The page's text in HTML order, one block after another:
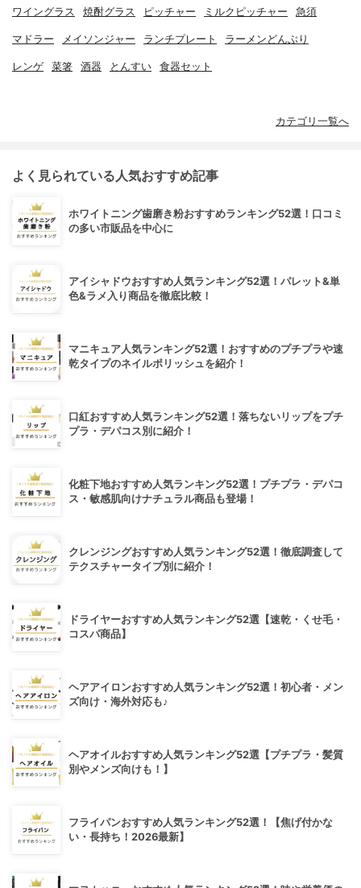
ワイングラス 焼酎グラス ピッチャー ミルクピッチャー 急須
マドラー メイソンジャー ランチプレート ラーメンどんぶり
レンゲ 菜箸 酒器 とんすい 食器セット
カテゴリ一覧へ
よく見られている人気おすすめ記事
ホワイトニング歯磨き粉おすすめランキング52選！口コミ
の多い市販品を中心に
アイシャドウおすすめ人気ランキング52選！パレット&単
色&ラメ入り商品を徹底比較！
マニキュア人気ランキング52選！おすすめのプチプラや速
乾タイプのネイルポリッシュを紹介！
口紅おすすめ人気ランキング52選！落ちないリップをプチ
プラ・デパコス別に紹介！
化粧下地おすすめ人気ランキング52選！プチプラ・デパコ
ス・敏感肌向けナチュラル商品も登場！
クレンジングおすすめ人気ランキング52選！徹底調査して
テクスチャータイプ別に紹介！
ドライヤーおすすめ人気ランキング52選【速乾・くせ毛・
コスパ商品】
ヘアアイロンおすすめ人気ランキング52選！初心者・メン
ズ向け・海外対応も♪
ヘアオイルおすすめ人気ランキング52選【プチプラ・髪質
別やメンズ向けも！】
フライパンおすすめ人気ランキング52選！【焦げ付かな
い・長持ち！2026最新】